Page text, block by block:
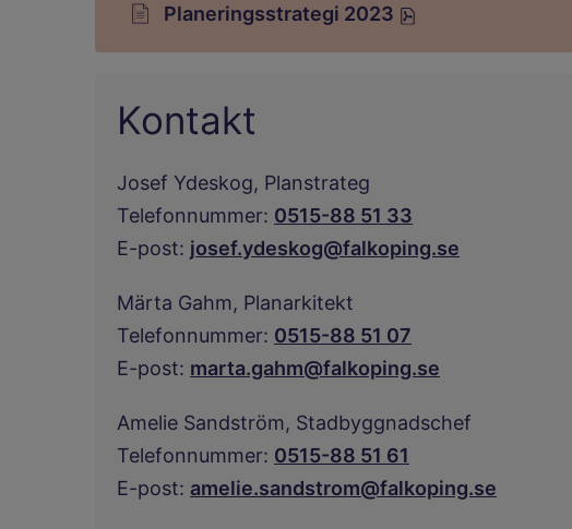
Planeringsstrategi 2023
Pdf, 300.3 kB.
Kontakt
Josef Ydeskog, Planstrateg
Telefonnummer: 0515-88 51 33
E-post: josef.ydeskog@falkoping.se
Märta Gahm, Planarkitekt
Telefonnummer: 0515-88 51 07
E-post: marta.gahm@falkoping.se
Amelie Sandström, Stadbyggnadschef
Telefonnummer: 0515-88 51 61
E-post: amelie.sandstrom@falkoping.se